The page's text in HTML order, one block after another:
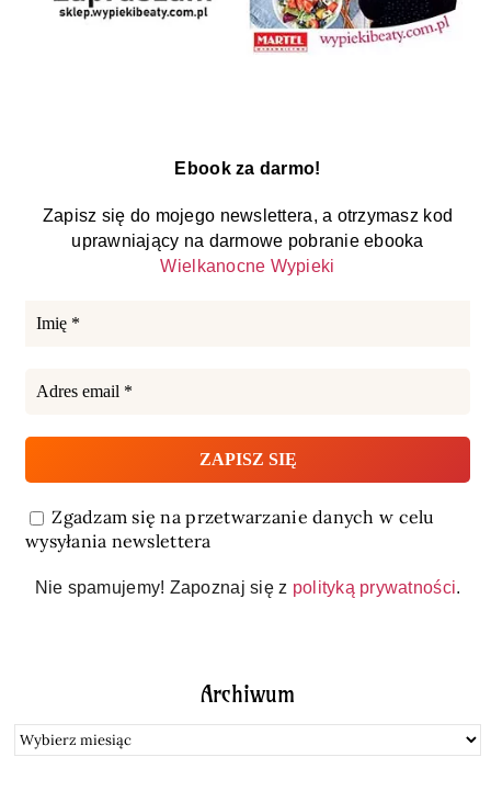
Ebook za darmo!
Zapisz się do mojego newslettera, a otrzymasz kod
uprawniający na darmowe pobranie ebooka
Wielkanocne Wypieki
Zgadzam się na przetwarzanie danych w celu
wysyłania newslettera
Nie spamujemy! Zapoznaj się z polityką prywatności.
Archiwum
Archiwum